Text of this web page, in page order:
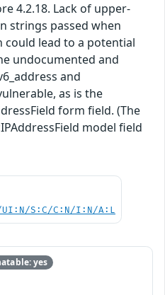
4.2.18. Lack of upper-
strings passed when
lead to a potential
undocumented and
and
as is the
form field. (The
model field
UI:N/S:C/C:N/I:N/A:L
yes